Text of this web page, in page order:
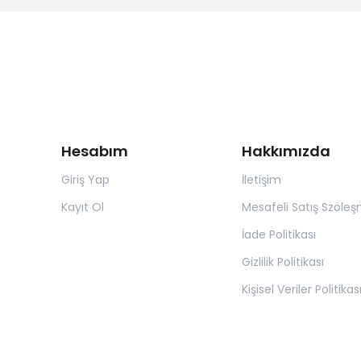
Hesabım
Giriş Yap
Kayıt Ol
Hakkımızda
İletişim
Mesafeli Satış
İade Politikası
Gizlilik Politikası
Kişisel Veriler Politikası